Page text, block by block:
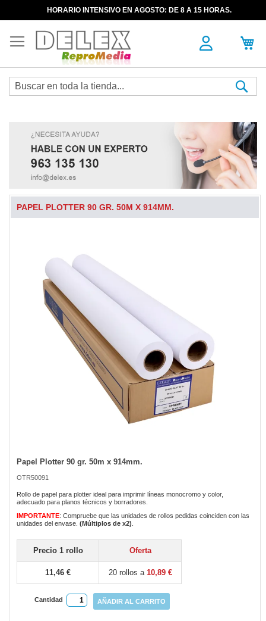
HORARIO INTENSIVO EN AGOSTO: DE 8 A 15 HORAS.
PAPEL PLOTTER 90 GR. 50M X 914MM.
Papel Plotter 90 gr. 50m x 914mm.
OTR50091
Rollo de papel para plotter ideal para imprimir líneas monocromo y color,
adecuado para planos técnicos y borradores.
IMPORTANTE: Compruebe que las unidades de rollos pedidas coinciden con las
unidades del envase. (Múltiplos de x2)
Precio 1 rollo Oferta
11,46 € 20 rollos a 10,89 €
Cantidad AÑADIR AL CARRITO
Skip
the
beginning
the
images